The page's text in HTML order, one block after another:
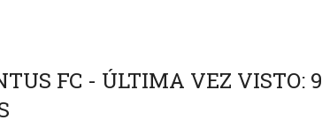
FC - ÚLTIMA VEZ VISTO: 9